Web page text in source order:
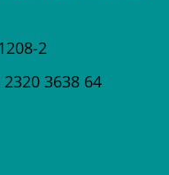
2
3638 64